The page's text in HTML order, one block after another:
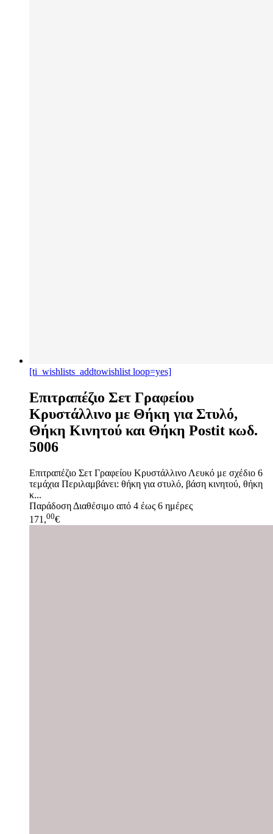
[ti_wishlists_addtowishlist loop=yes]
Επιτραπέζιο Σετ Γραφείου
Κρυστάλλινο με Θήκη για Στυλό,
Θήκη Κινητού και Θήκη Postit κωδ.
5006
Επιτραπέζιο Σετ Γραφείου Κρυστάλλινο Λευκό με σχέδιο 6
τεμάχια Περιλαμβάνει: θήκη για στυλό, βάση κινητού, θήκη
κ...
Παράδοση Διαθέσιμο από 4 έως 6 ημέρες
171,00€